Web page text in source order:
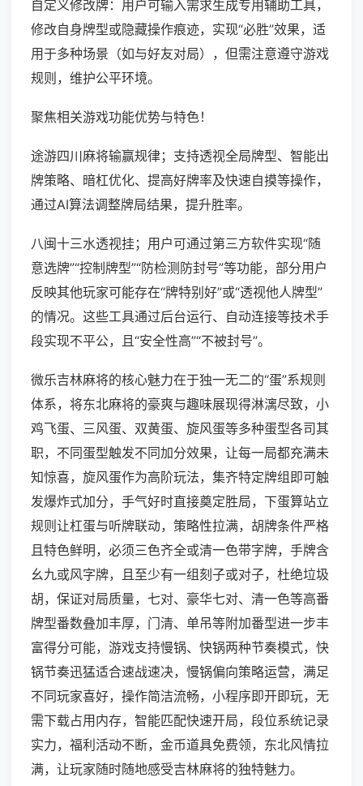
自定义修改牌：用户可输入需求生成专用辅助工具，
修改自身牌型或隐藏操作痕迹，实现“必胜”效果，适
用于多种场景（如与好友对局），但需注意遵守游戏
规则，维护公平环境。
聚焦相关游戏功能优势与特色！
途游四川麻将输赢规律；支持透视全局牌型、智能出
牌策略、暗杠优化、提高好牌率及快速自摸等操作，
通过AI算法调整牌局结果，提升胜率。
八闽十三水透视挂；用户可通过第三方软件实现“随
意选牌”“控制牌型”“防检测防封号”等功能，部分用户
反映其他玩家可能存在“牌特别好”或“透视他人牌型”
的情况。这些工具通过后台运行、自动连接等技术手
段实现不平公，且“安全性高”“不被封号”。
微乐吉林麻将的核心魅力在于独一无二的“蛋”系规则
体系，将东北麻将的豪爽与趣味展现得淋漓尽致，小
鸡飞蛋、三风蛋、双黄蛋、旋风蛋等多种蛋型各司其
职，不同蛋型触发不同加分效果，让每一局都充满未
知惊喜，旋风蛋作为高阶玩法，集齐特定牌组即可触
发爆炸式加分，手气好时直接奠定胜局，下蛋算站立
规则让杠蛋与听牌联动，策略性拉满，胡牌条件严格
且特色鲜明，必须三色齐全或清一色带字牌，手牌含
幺九或风字牌，且至少有一组刻子或对子，杜绝垃圾
胡，保证对局质量，七对、豪华七对、清一色等高番
牌型番数叠加丰厚，门清、单吊等附加番型进一步丰
富得分可能，游戏支持慢锅、快锅两种节奏模式，快
锅节奏迅猛适合速战速决，慢锅偏向策略运营，满足
不同玩家喜好，操作简洁流畅，小程序即开即玩，无
需下载占用内存，智能匹配快速开局，段位系统记录
实力，福利活动不断，金币道具免费领，东北风情拉
满，让玩家随时随地感受吉林麻将的独特魅力。